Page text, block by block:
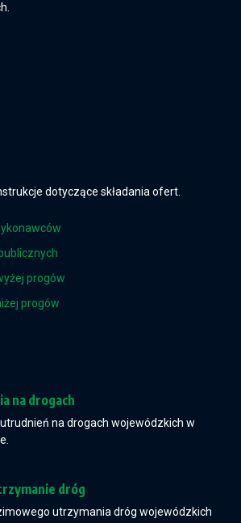
dotyczące składania ofert.
progów
progów
na drogach
na drogach wojewódzkich w
dróg
utrzymania dróg wojewódzkich